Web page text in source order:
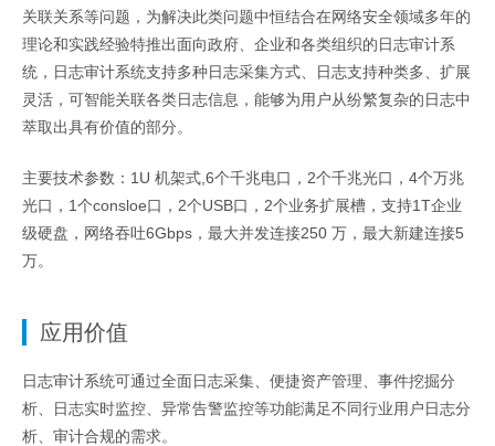
关联关系等问题，为解决此类问题中恒结合在网络安全领域多年的
理论和实践经验特推出面向政府、企业和各类组织的日志审计系
统，日志审计系统支持多种日志采集方式、日志支持种类多、扩展
灵活，可智能关联各类日志信息，能够为用户从纷繁复杂的日志中
萃取出具有价值的部分。
主要技术参数：1U 机架式,6个千兆电口，2个千兆光口，4个万兆
光口，1个consloe口，2个USB口，2个业务扩展槽，支持1T企业
级硬盘，网络吞吐6Gbps，最大并发连接250 万，最大新建连接5
万。
应用价值
日志审计系统可通过全面日志采集、便捷资产管理、事件挖掘分
析、日志实时监控、异常告警监控等功能满足不同行业用户日志分
析、审计合规的需求。